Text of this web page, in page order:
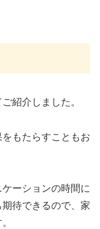
紹介しました。
もたらすこともお
ーションの時間に
待できるので、家